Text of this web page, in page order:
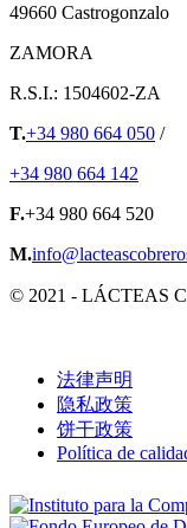
49660 Castrogonzalo
ZAMORA
R.S.I.: 1504602-ZA
T.+34 980 664 050 /
+34 980 664 142
F.+34 980 664 520
M.
© 2021 - LÁCTEAS
法律声明
隐私政策
饼干政策
Política de